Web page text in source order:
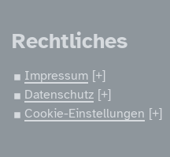
Rechtliches
Impressum
Datenschutz
Cookie-Einstellungen